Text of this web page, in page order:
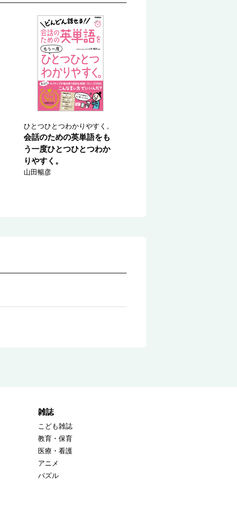
ひとつひとつわかりやすく。
会話のための英単語をも
う一度ひとつひとつわか
りやすく。
山田暢彦
雑誌
こども雑誌
教育・保育
医療・看護
アニメ
パズル